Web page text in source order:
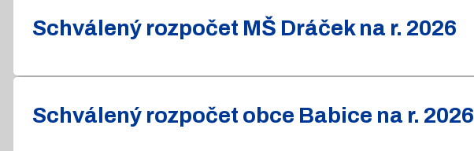
Schválený rozpočet MŠ Dráček na r. 2026
Schválený rozpočet obce Babice na r. 2026